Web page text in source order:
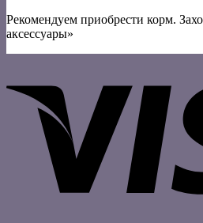
Рекомендуем приобрести корм.
аксессуары»